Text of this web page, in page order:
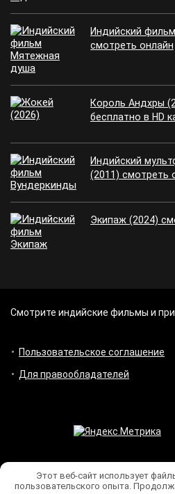
Индийский
смотреть онлайн
Король Андхры
бесплатно в HD
Индийский
(2011) смотреть
Экипаж (2024)
Смотрите индийские фильмы и
Пользовательское соглашение
Для правообладателей
Этот веб-сайт использует
пользовательского опыта.